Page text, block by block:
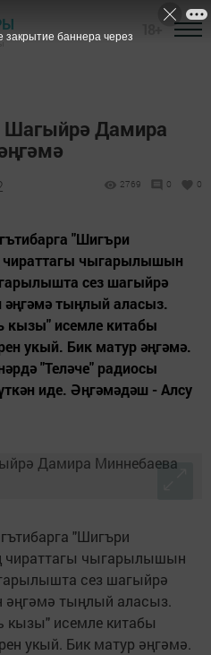
Шагыйрә Дамира
2769 0 0
"Шигъри
чыгарылышын
сез шагыйрә
тыңлый аласыз.
кызы" исемле китабы
укый. Бик матур әңгәмә.
"Теләче" радиосы
иде. Әңгәмәдәш - Алсу
"Шигъри
чыгарылышын
сез шагыйрә
әңгәмә тыңлый аласыз.
кызы" исемле китабы
укый. Бик матур әңгәмә.
закрытие баннера через